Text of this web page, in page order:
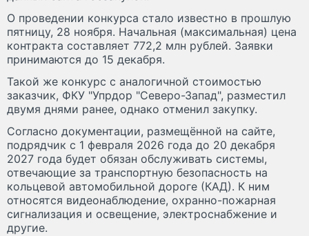
О проведении конкурса стало известно в прошлую
пятницу, 28 ноября. Начальная (максимальная) цена
контракта составляет 772,2 млн рублей. Заявки
принимаются до 15 декабря.
Такой же конкурс с аналогичной стоимостью
заказчик, ФКУ "Упрдор "Северо-Запад", разместил
двумя днями ранее, однако отменил закупку.
Согласно документации, размещённой на сайте,
подрядчик с 1 февраля 2026 года до 20 декабря
2027 года будет обязан обслуживать системы,
отвечающие за транспортную безопасность на
кольцевой автомобильной дороге (КАД). К ним
относятся видеонаблюдение, охранно-пожарная
сигнализация и освещение, электроснабжение и
другие.